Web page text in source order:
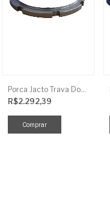
Porca Jacto Trava Dos Rolamentos
R$2.292,39